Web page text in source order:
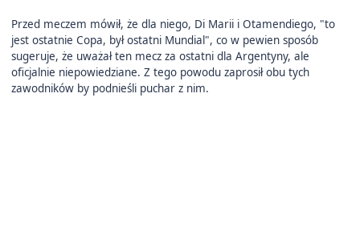
Przed meczem mówił, że dla niego, Di Marii i Otamendiego, "to
jest ostatnie Copa, był ostatni Mundial", co w pewien sposób
sugeruje, że uważał ten mecz za ostatni dla Argentyny, ale
oficjalnie niepowiedziane. Z tego powodu zaprosił obu tych
zawodników by podnieśli puchar z nim.